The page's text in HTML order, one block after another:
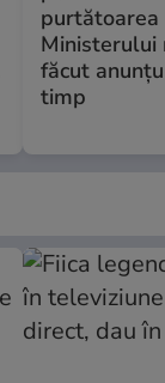
purtătoarea
Ministerului
făcut
timp